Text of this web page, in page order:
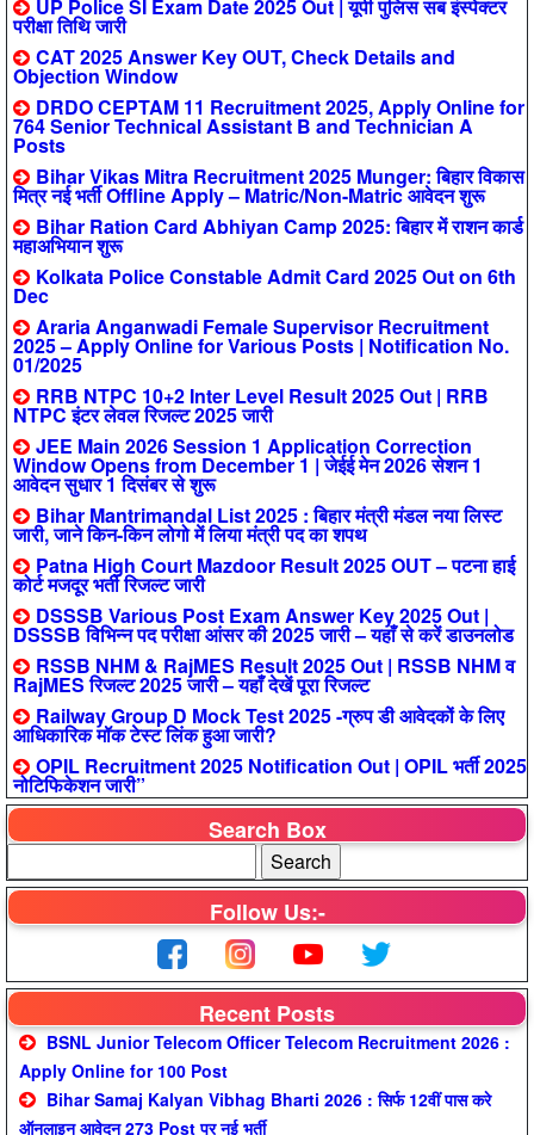
UP Police SI Exam Date 2025 Out | यूपी पुलिस सब इंस्पेक्टर
परीक्षा तिथि जारी
CAT 2025 Answer Key OUT, Check Details and
Objection Window
DRDO CEPTAM 11 Recruitment 2025, Apply Online for
764 Senior Technical Assistant B and Technician A
Posts
Bihar Vikas Mitra Recruitment 2025 Munger: बिहार विकास
मित्र नई भर्ती Offline Apply – Matric/Non-Matric आवेदन शुरू
Bihar Ration Card Abhiyan Camp 2025: बिहार में राशन कार्ड
महाअभियान शुरू
Kolkata Police Constable Admit Card 2025 Out on 6th
Dec
Araria Anganwadi Female Supervisor Recruitment
2025 – Apply Online for Various Posts | Notification No.
01/2025
RRB NTPC 10+2 Inter Level Result 2025 Out | RRB
NTPC इंटर लेवल रिजल्ट 2025 जारी
JEE Main 2026 Session 1 Application Correction
Window Opens from December 1 | जेईई मेन 2026 सेशन 1
आवेदन सुधार 1 दिसंबर से शुरू
Bihar Mantrimandal List 2025 : बिहार मंत्री मंडल नया लिस्ट
जारी, जाने किन-किन लोगो में लिया मंत्री पद का शपथ
Patna High Court Mazdoor Result 2025 OUT – पटना हाई
कोर्ट मजदूर भर्ती रिजल्ट जारी
DSSSB Various Post Exam Answer Key 2025 Out |
DSSSB विभिन्न पद परीक्षा आंसर की 2025 जारी – यहाँ से करें डाउनलोड
RSSB NHM & RajMES Result 2025 Out | RSSB NHM व
RajMES रिजल्ट 2025 जारी – यहाँ देखें पूरा रिजल्ट
Railway Group D Mock Test 2025 -ग्रुप डी आवेदकों के लिए
आधिकारिक मॉक टेस्ट लिंक हुआ जारी?
OPIL Recruitment 2025 Notification Out | OPIL भर्ती 2025
नोटिफिकेशन जारी”
Search Box
Follow Us:-
Recent Posts
BSNL Junior Telecom Officer Telecom Recruitment 2026 :
Apply Online for 100 Post
Bihar Samaj Kalyan Vibhag Bharti 2026 : सिर्फ 12वीं पास करे
ऑनलाइन आवेदन 273 Post पर नई भर्ती